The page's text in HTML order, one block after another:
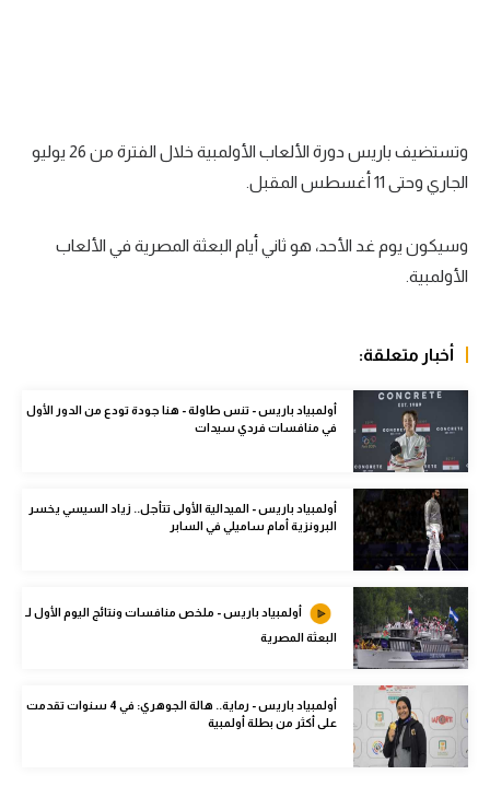
الدوري المصري
الكرة الأوروبية
منتخب مصر
الدوري الإنجليزي
الدوري الإسباني
دوري أبطال أوروبا
القسم الثاني
رياضات أخرى
كرة السلة الأمريكية
كرة سلة
كرة يد
كرة طائرة
وتستضيف باريس دورة الألعاب الأولمبية خلال الفترة من 26 يوليو
الجاري وحتى 11 أغسطس المقبل.
وسيكون يوم غد الأحد، هو ثاني أيام البعثة المصرية في الألعاب
الأولمبية.
أخبار متعلقة:
أولمبياد باريس - تنس طاولة - هنا جودة تودع من الدور الأول
في منافسات فردي سيدات
أولمبياد باريس - الميدالية الأولى تتأجل.. زياد السيسي يخسر
البرونزية أمام ساميلي في السابر
أولمبياد باريس - ملخص منافسات ونتائج اليوم الأول لـ
البعثة المصرية
أولمبياد باريس - رماية.. هالة الجوهري: في 4 سنوات تقدمت
على أكثر من بطلة أولمبية